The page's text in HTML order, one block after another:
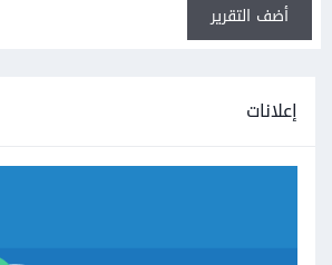
أضف التقرير
إعلانات